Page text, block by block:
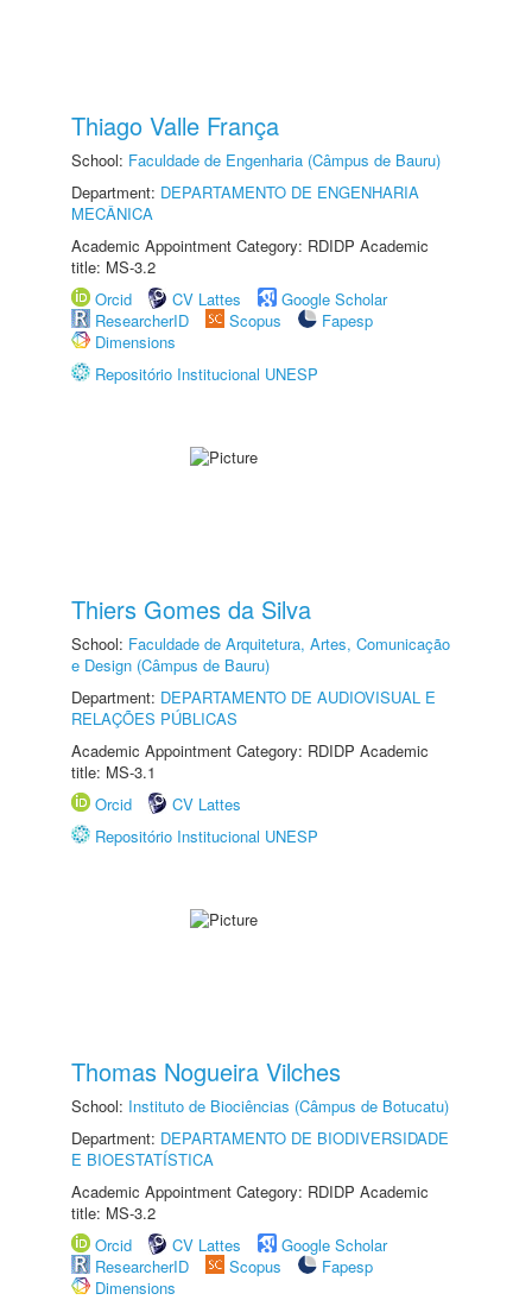
Thiago Valle França
School: Faculdade de Engenharia (Câmpus de Bauru)
Department: DEPARTAMENTO DE ENGENHARIA
MECÂNICA
Academic Appointment Category: RDIDP Academic
title: MS-3.2
Orcid
CV Lattes
Google Scholar
ResearcherID
Scopus
Fapesp
Dimensions
Repositório Institucional UNESP
Thiers Gomes da Silva
School: Faculdade de Arquitetura, Artes, Comunicação
e Design (Câmpus de Bauru)
Department: DEPARTAMENTO DE AUDIOVISUAL E
RELAÇÕES PÚBLICAS
Academic Appointment Category: RDIDP Academic
title: MS-3.1
Orcid
CV Lattes
Repositório Institucional UNESP
Thomas Nogueira Vilches
School: Instituto de Biociências (Câmpus de Botucatu)
Department: DEPARTAMENTO DE BIODIVERSIDADE
E BIOESTATÍSTICA
Academic Appointment Category: RDIDP Academic
title: MS-3.2
Orcid
CV Lattes
Google Scholar
ResearcherID
Scopus
Fapesp
Dimensions